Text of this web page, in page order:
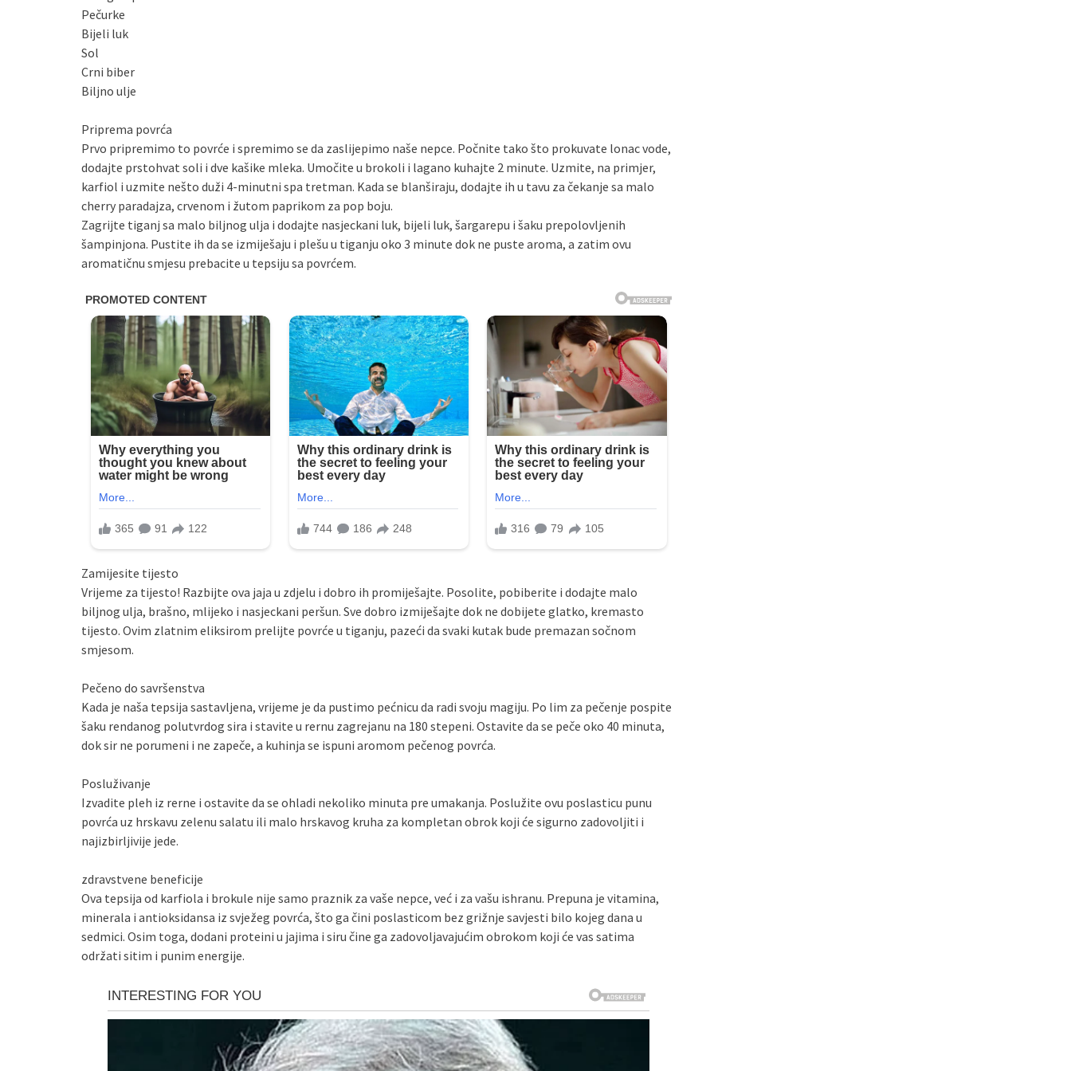
Pečurke
Bijeli luk
Sol
Crni biber
Biljno ulje
Priprema povrća
Prvo pripremimo to povrće i spremimo se da zaslijepimo naše nepce. Počnite tako što prokuvate lonac vode,
dodajte prstohvat soli i dve kašike mleka. Umočite u brokoli i lagano kuhajte 2 minute. Uzmite, na primjer,
karfiol i uzmite nešto duži 4-minutni spa tretman. Kada se blanširaju, dodajte ih u tavu za čekanje sa malo
cherry paradajza, crvenom i žutom paprikom za pop boju.
Zagrijte tiganj sa malo biljnog ulja i dodajte nasjeckani luk, bijeli luk, šargarepu i šaku prepolovljenih
šampinjona. Pustite ih da se izmiješaju i plešu u tiganju oko 3 minute dok ne puste aroma, a zatim ovu
aromatičnu smjesu prebacite u tepsiju sa povrćem.
Zamijesite tijesto
Vrijeme za tijesto! Razbijte ova jaja u zdjelu i dobro ih promiješajte. Posolite, pobiberite i dodajte malo
biljnog ulja, brašno, mlijeko i nasjeckani peršun. Sve dobro izmiješajte dok ne dobijete glatko, kremasto
tijesto. Ovim zlatnim eliksirom prelijte povrće u tiganju, pazeći da svaki kutak bude premazan sočnom
smjesom.
Pečeno do savršenstva
Kada je naša tepsija sastavljena, vrijeme je da pustimo pećnicu da radi svoju magiju. Po lim za pečenje pospite
šaku rendanog polutvrdog sira i stavite u rernu zagrejanu na 180 stepeni. Ostavite da se peče oko 40 minuta,
dok sir ne porumeni i ne zapeče, a kuhinja se ispuni aromom pečenog povrća.
Posluživanje
Izvadite pleh iz rerne i ostavite da se ohladi nekoliko minuta pre umakanja. Poslužite ovu poslasticu punu
povrća uz hrskavu zelenu salatu ili malo hrskavog kruha za kompletan obrok koji će sigurno zadovoljiti i
najizbirljivije jede.
zdravstvene beneficije
Ova tepsija od karfiola i brokule nije samo praznik za vaše nepce, već i za vašu ishranu. Prepuna je vitamina,
minerala i antioksidansa iz svježeg povrća, što ga čini poslasticom bez grižnje savjesti bilo kojeg dana u
sedmici. Osim toga, dodani proteini u jajima i siru čine ga zadovoljavajućim obrokom koji će vas satima
održati sitim i punim energije.